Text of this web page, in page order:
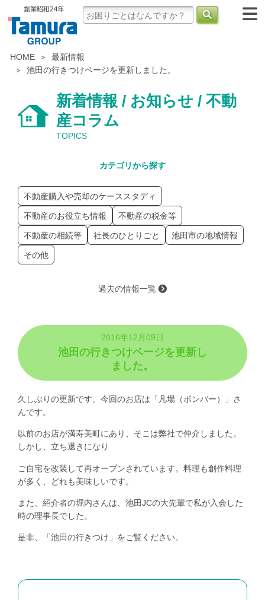
HOME
最新情報
池田の行きつけページを更新しました。
新着情報 / お知らせ / 不動
産コラム
TOPICS
カテゴリから探す
不動産購入や売却のケーススタディ
不動産のお役立ち情報 不動産の税金等
不動産の相続等 社長のひとりごと 池田市の地域情報
その他
過去の情報一覧
2016年12月09日
池田の行きつけページを更新し
ました。
久しぶりの更新です。今回のお店は「凡場（ボンバー）」さ
んです。
以前のお店が満寿美町にあり、そこは弊社で仲介しました。
しかし、立ち退きになり
ご自宅を改装して再オープンされています。料理も創作料理
が多く、どれも美味しいです。
また、紹介者の堀内さんは、池田JCの大先輩で私が入会した
時の理事長でした。
是非、「 池田の行きつけ 」をご覧ください。